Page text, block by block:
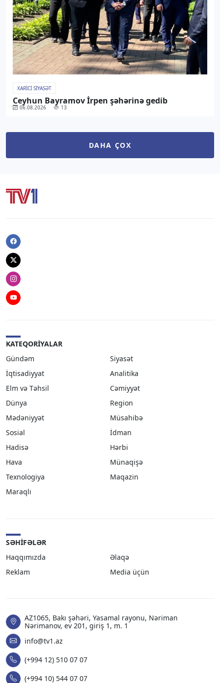
XARICI SIYASƏT
Ceyhun Bayramov İrpen şəhərinə gedib
06.08.2026 13
DAHA ÇOX
Facebook
Twitter
Instagram
Youtube
KATEQORIYALAR
Gündəm
Siyasət
İqtisadiyyat
Analitika
Elm və Təhsil
Cəmiyyət
Dünya
Region
Mədəniyyət
Müsahibə
Sosial
İdman
Hadisə
Hərbi
Hava
Münaqişə
Texnologiya
Maqazin
Maraqlı
SƏHIFƏLƏR
Haqqımızda
Əlaqə
Reklam
Media üçün
AZ1065, Bakı şəhəri, Yasamal rayonu, Nəriman
Nərimanov, ev 201, giriş 1, m. 1
info@tv1.az
(+994 12) 510 07 07
(+994 10) 544 07 07